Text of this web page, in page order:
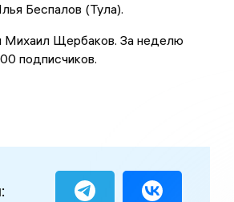
Беспалов (Тула).
Михаил Щербаков. За неделю
подписчиков.